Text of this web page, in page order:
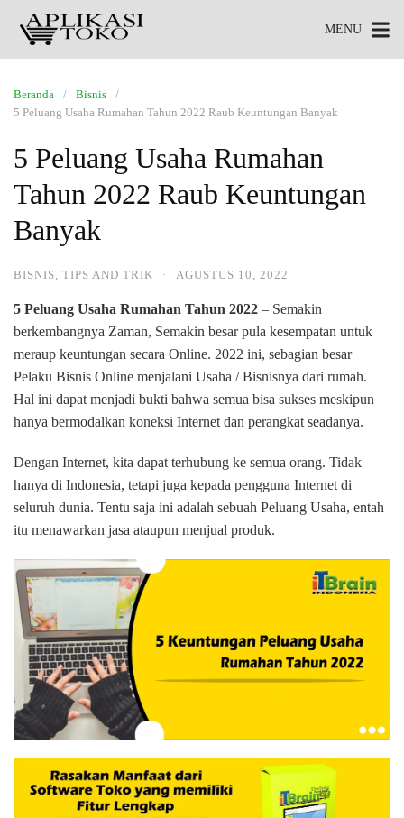
MENU
Beranda
Bisnis
5 Peluang Usaha Rumahan Tahun 2022 Raub Keuntungan Banyak
5 Peluang Usaha Rumahan
Tahun 2022 Raub Keuntungan
Banyak
BISNIS, TIPS AND TRIK · AGUSTUS 10, 2022
5 Peluang Usaha Rumahan Tahun 2022 – Semakin
berkembangnya Zaman, Semakin besar pula kesempatan untuk
meraup keuntungan secara Online. 2022 ini, sebagian besar
Pelaku Bisnis Online menjalani Usaha / Bisnisnya dari rumah.
Hal ini dapat menjadi bukti bahwa semua bisa sukses meskipun
hanya bermodalkan koneksi Internet dan perangkat seadanya.
Dengan Internet, kita dapat terhubung ke semua orang. Tidak
hanya di Indonesia, tetapi juga kepada pengguna Internet di
seluruh dunia. Tentu saja ini adalah sebuah Peluang Usaha, entah
itu menawarkan jasa ataupun menjual produk.